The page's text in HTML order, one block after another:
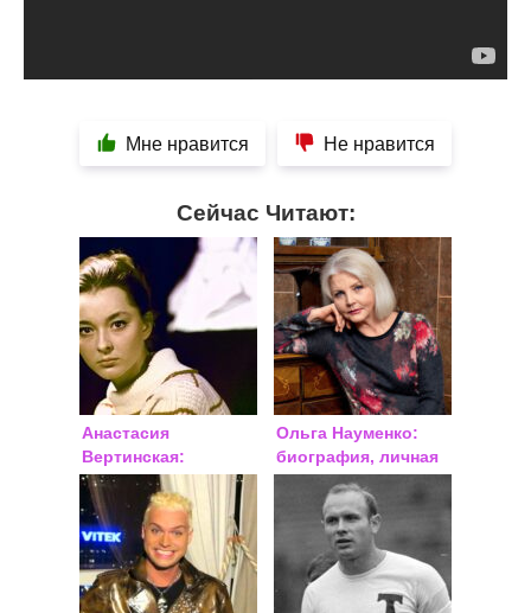
Мне нравится Не нравится
Сейчас Читают:
Анастасия
Вертинская:
биография, личная
жизнь
Ольга Науменко:
биография, личная
жизнь